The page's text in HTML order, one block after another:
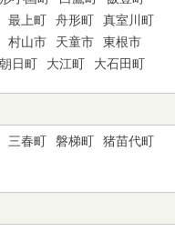
最上町 舟形町
真室川町
村山市 天童市
東根市
日町 大江町 大石田町
三春町 磐梯町
猪苗代町